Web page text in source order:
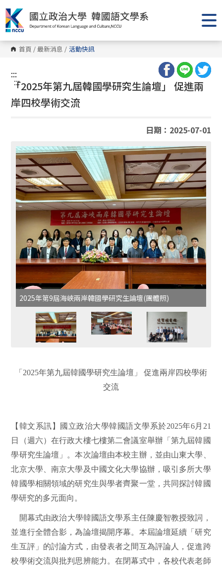
跳
到
主
要
內
容
區 首頁 /最新消息 / 活動快訊
:::
:::
「2025年第九屆韓國學研究生論壇」 促進兩
岸四校學術交流
日期：2025-07-01
2025年第9屆海峽兩岸韓國學研究生論壇(團體照)
「2025年第九屆韓國學研究生論壇」 促進兩岸四校學術
交流
【韓文系訊】國立政治大學韓國語文學系於2025年6月21
日（週六）在行政大樓七樓第二會議室舉辦「第九屆韓國
學研究生論壇」。本次論壇由本校主辦，並由山東大學、
北京大學、南京大學及中國文化大學協辦，吸引多所大學
韓國學相關領域的研究生與學者齊聚一堂，共同探討韓國
學研究的多元面向。
開幕式由政治大學韓國語文學系主任陳慶智教授致詞，
並進行全體合影，為論壇揭開序幕。本屆論壇延續「研究
生互評」的討論方式，由發表者之間互為評論人，促進跨
校學術交流與批判思辨能力。在閉幕式中，各校代表老師